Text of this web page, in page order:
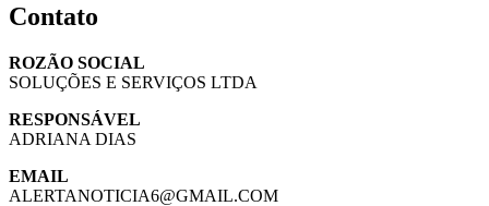
Contato
ROZÃO SOCIAL
SOLUÇÕES E SERVIÇOS LTDA
RESPONSÁVEL
ADRIANA DIAS
EMAIL
ALERTANOTICIA6@GMAIL.COM